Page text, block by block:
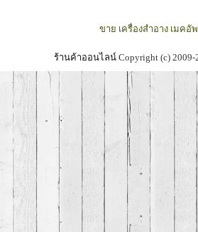
ขาย เครื่องสำอาง เมค
ร้านค้าออนไลน์Copyright (c)